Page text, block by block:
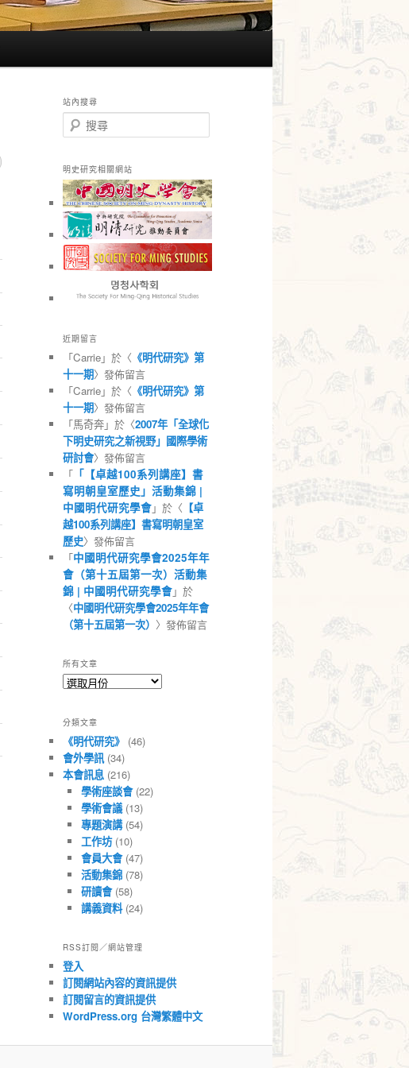
站內搜尋
搜
尋
明史研究相關網站
近期留言
「Carrie」於〈 《明代研究》第
十一期〉發佈留言
「Carrie」於〈 《明代研究》第
十一期〉發佈留言
「馬奇奔」於〈2007年「全球化
下明史研究之新視野」國際學術
研討會〉發佈留言
「 「【卓越100系列講座】書
寫明朝皇室歷史」活動集錦 |
中國明代研究學會」於〈 【卓
越100系列講座】書寫明朝皇室
歷史〉發佈留言
「中國明代研究學會2025年年
會（第十五屆第一次）活動集
錦 | 中國明代研究學會」於
〈中國明代研究學會2025年年會
（第十五屆第一次） 〉發佈留言
所有文章
所
章
分類文章
《明代研究》 (46)
會外學訊 (34)
本會訊息 (216)
學術座談會(22)
學術會議(13)
專題演講(54)
工作坊(10)
會員大會(47)
活動集錦(78)
研讀會(58)
講義資料(24)
RSS訂閱／網站管理
登入
訂閱網站內容的資訊提供
訂閱留言的資訊提供
WordPress.org 台灣繁體中文